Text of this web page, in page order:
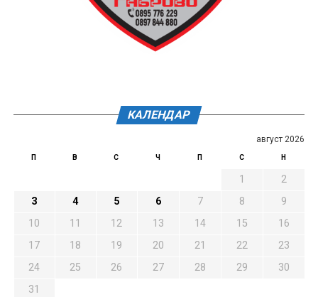
КАЛЕНДАР
август 2026
П В С Ч П С Н
1
2
3
4 5 6 7 8
9
10
11 12 13 14 15
16
17
18 19 20 21 22
23
24
25 26 27 28 29
30
31